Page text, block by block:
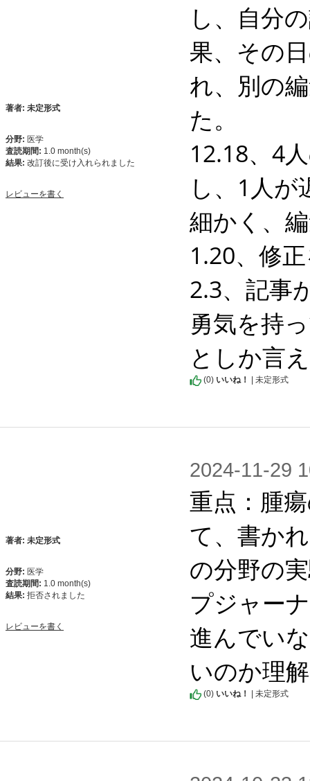
著者: 未定形式
分野: 医学
査読期間: 1.0 month(s)
結果: 改訂後に受け入れられました
レビューを書く
し、自分
果、その
れ、別の
た。
12.18、4
し、1人
細かく、
1.20、修
2.3、記事
勇気を持
としか言
(0) いいね！ | 未定形式
著者: 未定形式
分野: 医学
査読期間: 1.0 month(s)
結果: 拒否されました
レビューを書く
2024-11-29
重点：腫
て、書か
の分野の
プジャー
進んでい
いのか理
(0) いいね！ | 未定形式